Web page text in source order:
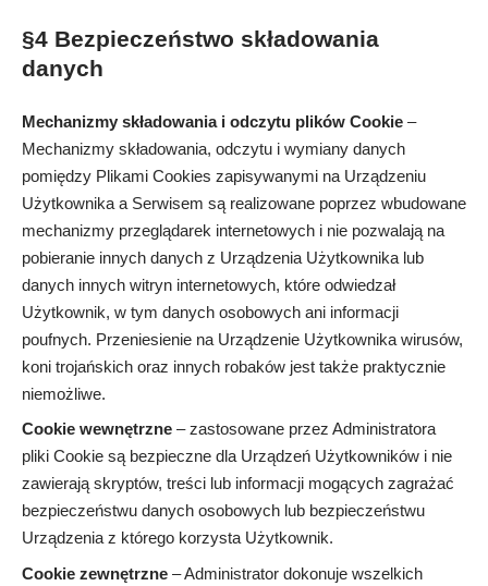
§4 Bezpieczeństwo składowania
danych
Mechanizmy składowania i odczytu plików Cookie –
Mechanizmy składowania, odczytu i wymiany danych
pomiędzy Plikami Cookies zapisywanymi na Urządzeniu
Użytkownika a Serwisem są realizowane poprzez wbudowane
mechanizmy przeglądarek internetowych i nie pozwalają na
pobieranie innych danych z Urządzenia Użytkownika lub
danych innych witryn internetowych, które odwiedzał
Użytkownik, w tym danych osobowych ani informacji
poufnych. Przeniesienie na Urządzenie Użytkownika wirusów,
koni trojańskich oraz innych robaków jest także praktycznie
niemożliwe.
Cookie wewnętrzne – zastosowane przez Administratora
pliki Cookie są bezpieczne dla Urządzeń Użytkowników i nie
zawierają skryptów, treści lub informacji mogących zagrażać
bezpieczeństwu danych osobowych lub bezpieczeństwu
Urządzenia z którego korzysta Użytkownik.
Cookie zewnętrzne – Administrator dokonuje wszelkich